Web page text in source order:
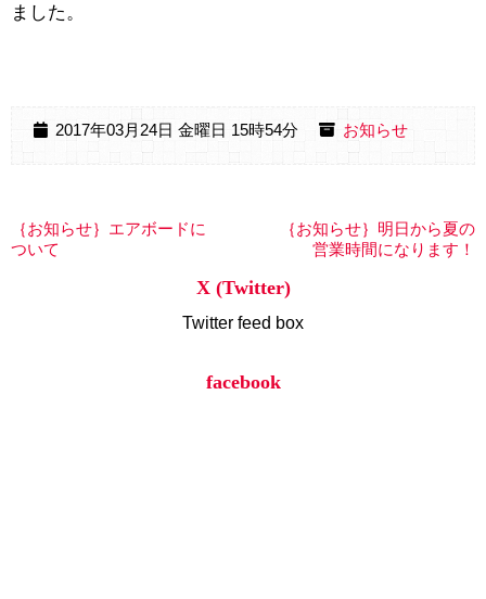
ました。
2017年03月24日 金曜日 15時54分 お知らせ
｛お知らせ｝エアボードに
ついて
｛お知らせ｝明日から夏の
営業時間になります！
X (Twitter)
Twitter feed box
facebook